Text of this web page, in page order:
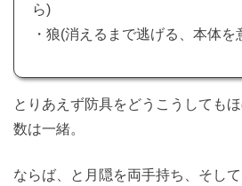
ら)
・狼(消えるまで逃げる、本体を
とりあえず防具をどうこうしても
数は一緒。
ならば、と月隠を両手持ち、そし